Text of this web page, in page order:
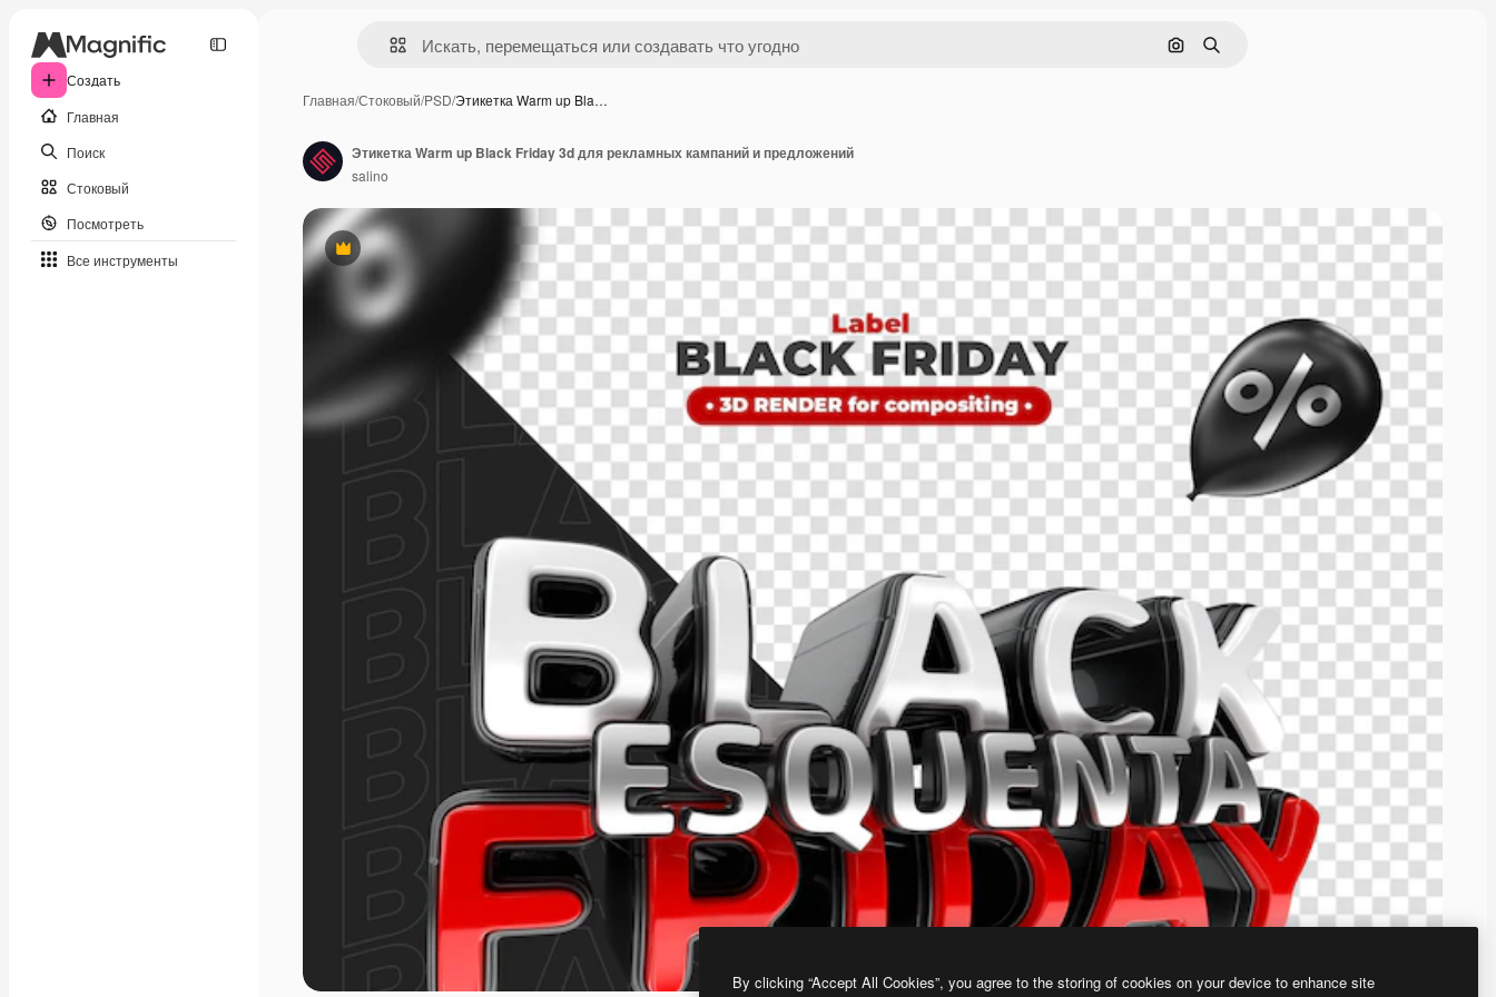
Создать
Главная
Поиск
Стоковый
Посмотреть
Все инструменты
Поиск по изображению
Поиск
Главная/Стоковый/PSD/Этикетка Warm up Bla…
Премиум
Этикетка Warm up Black Friday 3d для рекламных кампаний и предложений
salino
By clicking “Accept All Cookies”, you agree to the storing of cookies on your device to enhance site